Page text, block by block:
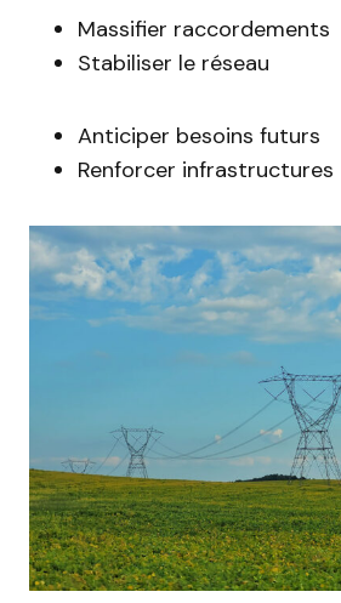
Massifier raccordements
Stabiliser le réseau
Anticiper besoins futurs
Renforcer infrastructures